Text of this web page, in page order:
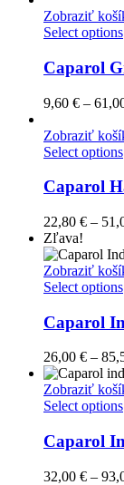
Zobraziť
Select options
Caparol
9,60 € –
Zobraziť
Select options
Caparol
22,80 € –
Zľava!
Zobraziť
Select options
Caparol
26,00 € –
Zobraziť
Select options
Caparol
32,00 € –